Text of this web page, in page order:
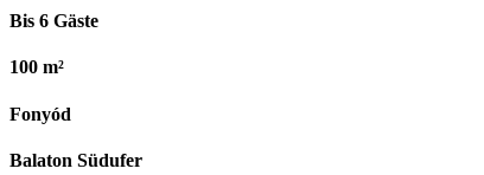
Bis 6 Gäste
100 m²
Fonyód
Balaton Südufer